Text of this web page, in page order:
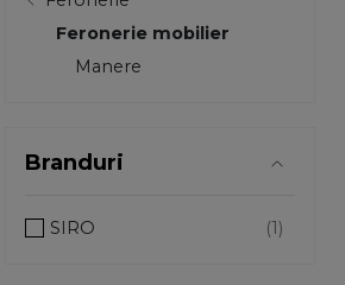
Feronerie mobilier
Manere
Branduri
SIRO